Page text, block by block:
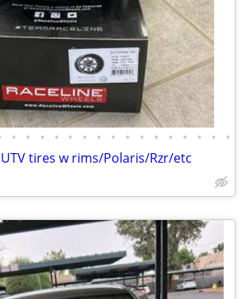
• • • • • • • • • • • • • • • •
tires w rims/Polaris/Rzr/etc